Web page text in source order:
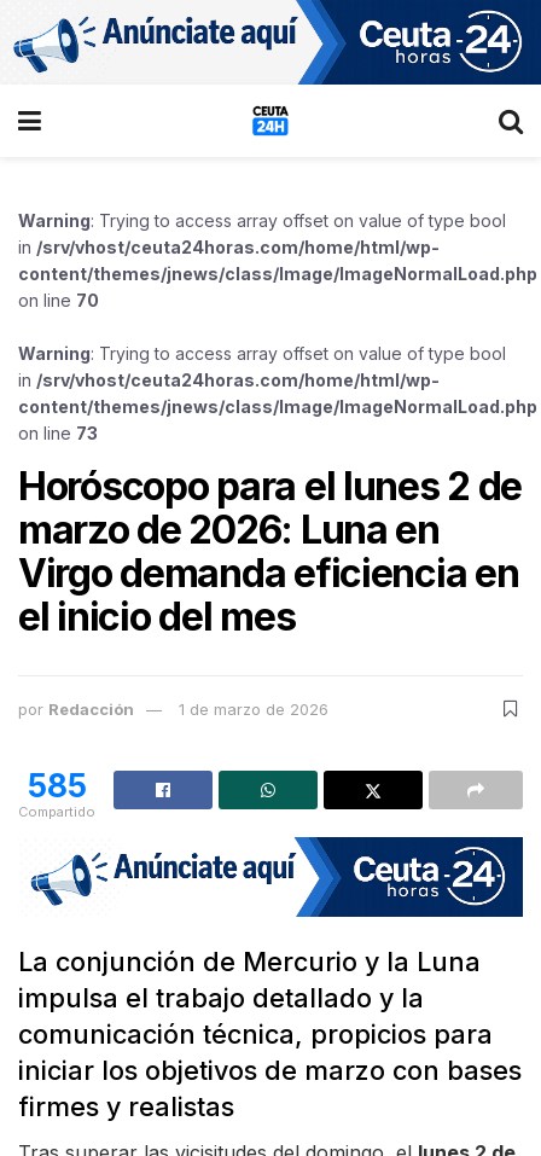
Warning: Trying to access array offset on value of type bool
in /srv/vhost/ceuta24horas.com/home/html/wp-
content/themes/jnews/class/Image/ImageNormalLoad.php
on line 70
Warning: Trying to access array offset on value of type bool
in /srv/vhost/ceuta24horas.com/home/html/wp-
content/themes/jnews/class/Image/ImageNormalLoad.php
on line 73
Horóscopo para el lunes 2 de
marzo de 2026: Luna en
Virgo demanda eficiencia en
el inicio del mes
por Redacción 1 de marzo de 2026
585
Compartido
La conjunción de Mercurio y la Luna
impulsa el trabajo detallado y la
comunicación técnica, propicios para
iniciar los objetivos de marzo con bases
firmes y realistas